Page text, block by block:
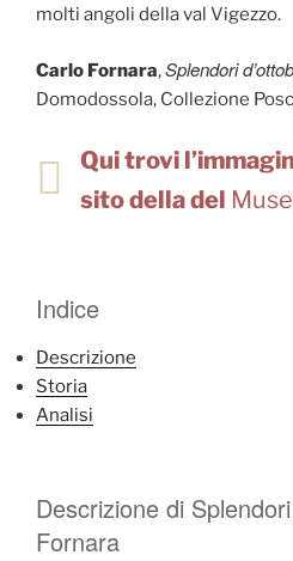
molti angoli della val Vigezzo.
Carlo Fornara,Splendori
Domodossola, Collezione
Qui trovi
sito della del
Indice
Descrizione
Storia
Analisi
Descrizione di
Fornara